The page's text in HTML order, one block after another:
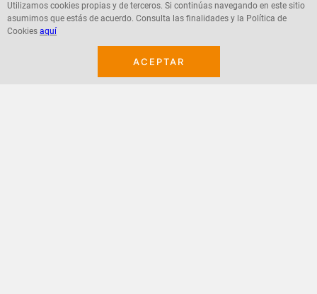
Utilizamos cookies propias y de terceros. Si continúas navegando en este sitio
asumimos que estás de acuerdo. Consulta las finalidades y la Política de
Cookies aquí
ACEPTAR